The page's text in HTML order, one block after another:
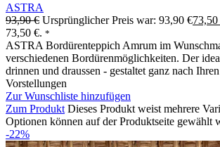
ASTRA
93,90€ Ursprünglicher Preis war: 93,90 €73,50
73,50 €. *
ASTRA Bordürenteppich Amrum im
verschiedenen Bordürenmöglichkeiten. Der
drinnen und draussen - gestaltet ganz nach
Vorstellungen
Zur Wunschliste hinzufügen
Zum Produkt Dieses Produkt weist mehrere
Optionen können auf der Produktseite gewählt
-22%